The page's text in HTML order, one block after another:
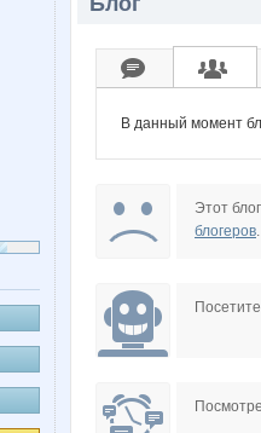
В данный момент
Этот
блогеров.